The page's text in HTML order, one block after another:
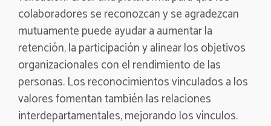
colaboradores se reconozcan y se agradezcan
mutuamente puede ayudar a aumentar la
retención, la participación y alinear los objetivos
organizacionales con el rendimiento de las
personas. Los reconocimientos vinculados a los
valores fomentan también las relaciones
interdepartamentales, mejorando los vínculos.